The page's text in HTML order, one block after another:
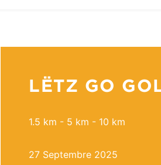
LËTZ GO
1.5 km - 5 km - 10 km
27 Septembre 2025